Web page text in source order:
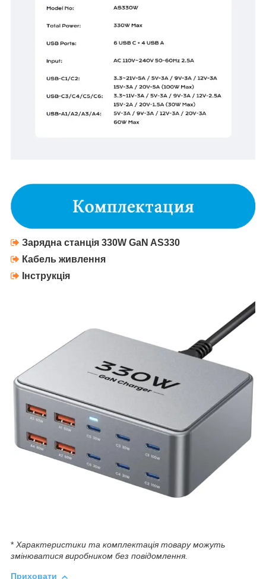
Зарядна станція 330W GaN AS330
Кабель живлення
Інструкція
* Характеристики та комплектація товару можуть
змінюватися виробником без повідомлення.
Приховати